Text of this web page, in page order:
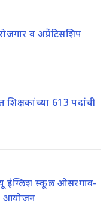
व अप्रेंटिसशिप
शिक्षकांच्या 613 पदांची
इंग्लिश स्कूल ओसरगाव-
आयोजन